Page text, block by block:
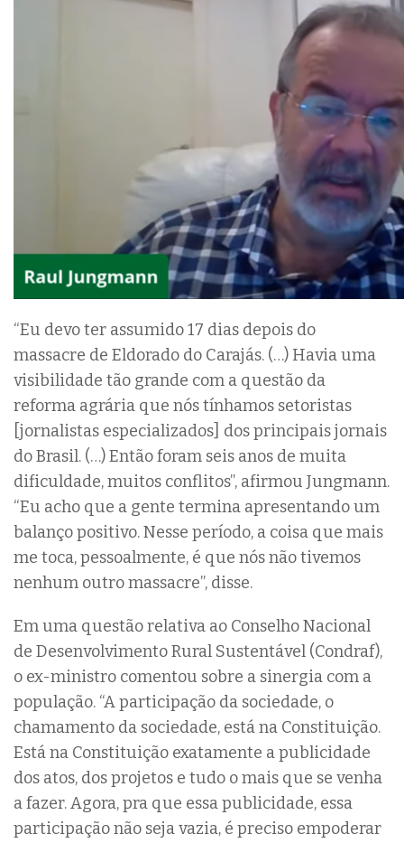
“Eu devo ter assumido 17 dias depois do
massacre de Eldorado do Carajás. (…) Havia uma
visibilidade tão grande com a questão da
reforma agrária que nós tínhamos setoristas
[jornalistas especializados] dos principais jornais
do Brasil. (…) Então foram seis anos de muita
dificuldade, muitos conflitos”, afirmou Jungmann.
“Eu acho que a gente termina apresentando um
balanço positivo. Nesse período, a coisa que mais
me toca, pessoalmente, é que nós não tivemos
nenhum outro massacre”, disse.
Em uma questão relativa ao Conselho Nacional
de Desenvolvimento Rural Sustentável (Condraf),
o ex-ministro comentou sobre a sinergia com a
população. “A participação da sociedade, o
chamamento da sociedade, está na Constituição.
Está na Constituição exatamente a publicidade
dos atos, dos projetos e tudo o mais que se venha
a fazer. Agora, pra que essa publicidade, essa
participação não seja vazia, é preciso empoderar